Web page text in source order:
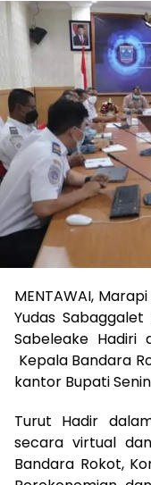
MENTAWAI,
Yudas
Sabeleake Hadiri
Kepala Bandara
kantor Bupati
Turut Hadir
secara virtual
Bandara Rokot,